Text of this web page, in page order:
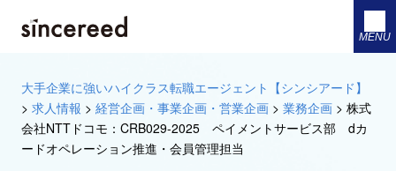
MENU
大手企業に強いハイクラス転職エージェント【シンシアード】
> 求人情報 > 経営企画・事業企画・営業企画 > 業務企画 > 株式
会社NTTドコモ：CRB029-2025 ペイメントサービス部 dカ
ードオペレーション推進・会員管理担当